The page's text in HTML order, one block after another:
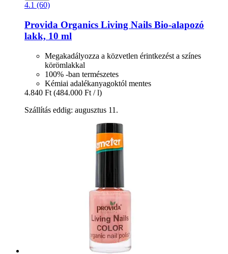
4.1 (60)
Provida Organics Living Nails Bio-​alapozó
lakk, 10 ml
Megakadályozza a közvetlen érintkezést a színes
körömlakkal
100% -ban természetes
Kémiai adalékanyagoktól mentes
4.840 Ft (484.000 Ft / l)
Szállítás eddig: augusztus 11.